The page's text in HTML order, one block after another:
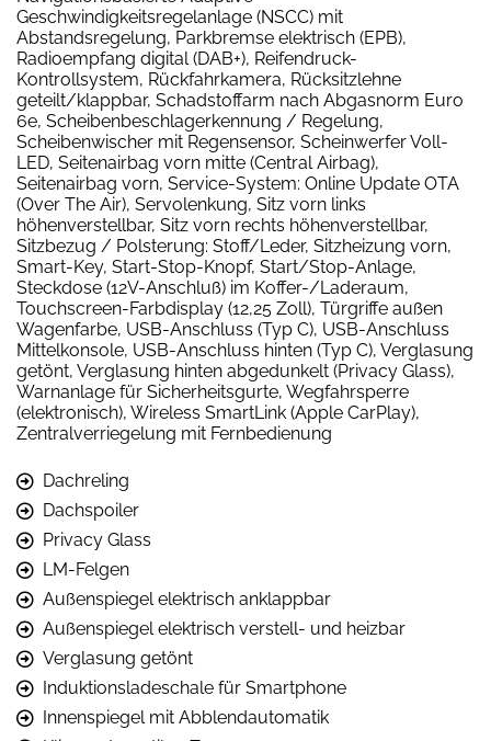
Geschwindigkeitsregelanlage (NSCC) mit
Abstandsregelung, Parkbremse elektrisch (EPB),
Radioempfang digital (DAB+), Reifendruck-
Kontrollsystem, Rückfahrkamera, Rücksitzlehne
geteilt/klappbar, Schadstoffarm nach Abgasnorm Euro
6e, Scheibenbeschlagerkennung / Regelung,
Scheibenwischer mit Regensensor, Scheinwerfer Voll-
LED, Seitenairbag vorn mitte (Central Airbag),
Seitenairbag vorn, Service-System: Online Update OTA
(Over The Air), Servolenkung, Sitz vorn links
höhenverstellbar, Sitz vorn rechts höhenverstellbar,
Sitzbezug / Polsterung: Stoff/Leder, Sitzheizung vorn,
Smart-Key, Start-Stop-Knopf, Start/Stop-Anlage,
Steckdose (12V-Anschluß) im Koffer-/Laderaum,
Touchscreen-Farbdisplay (12,25 Zoll), Türgriffe außen
Wagenfarbe, USB-Anschluss (Typ C), USB-Anschluss
Mittelkonsole, USB-Anschluss hinten (Typ C), Verglasung
getönt, Verglasung hinten abgedunkelt (Privacy Glass),
Warnanlage für Sicherheitsgurte, Wegfahrsperre
(elektronisch), Wireless SmartLink (Apple CarPlay),
Zentralverriegelung mit Fernbedienung
Dachreling
Dachspoiler
Privacy Glass
LM-Felgen
Außenspiegel elektrisch anklappbar
Außenspiegel elektrisch verstell- und heizbar
Verglasung getönt
Induktionsladeschale für Smartphone
Innenspiegel mit Abblendautomatik